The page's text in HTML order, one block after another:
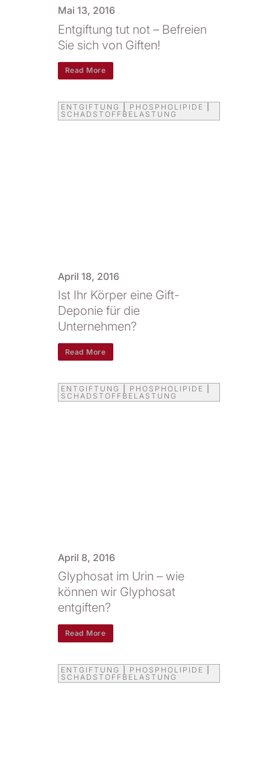
Mai 13, 2016
Entgiftung tut not – Befreien
Sie sich von Giften!
Read More
April 18, 2016
Ist Ihr Körper eine Gift-
Deponie für die
Unternehmen?
Read More
ENTGIFTUNG PHOSPHOLIPIDE
SCHADSTOFFBELASTUNG
April 8, 2016
Glyphosat im Urin – wie
können wir Glyphosat
entgiften?
Read More
ENTGIFTUNG PHOSPHOLIPIDE
SCHADSTOFFBELASTUNG
ENTGIFTUNG PHOSPHOLIPIDE
SCHADSTOFFBELASTUNG